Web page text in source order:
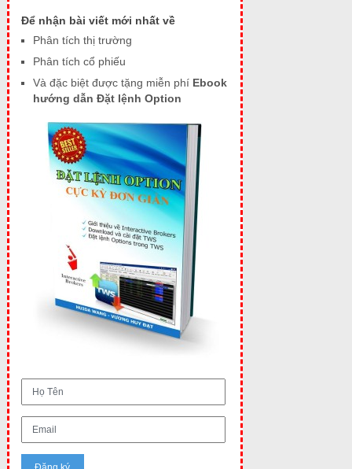
Để nhận bài viết mới nhất về
Phân tích thị trường
Phân tích cổ phiếu
Và đặc biệt được tặng miễn phí Ebook
hướng dẫn Đặt lệnh Option